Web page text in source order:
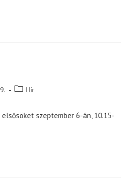
PostHír
elsősöket szeptember 6-án, 10.15-